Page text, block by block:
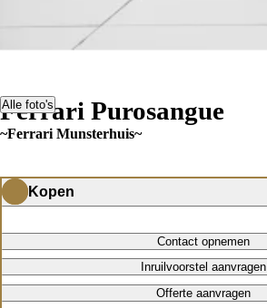
Alle foto's
Ferrari Purosangue
~Ferrari Munsterhuis~
Kopen
Contact opnemen
Inruilvoorstel aanvragen
Offerte aanvragen